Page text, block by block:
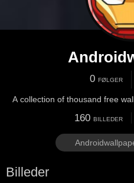
0 FØLGER
A collection of thousand free
160 BILLEDER
Billeder